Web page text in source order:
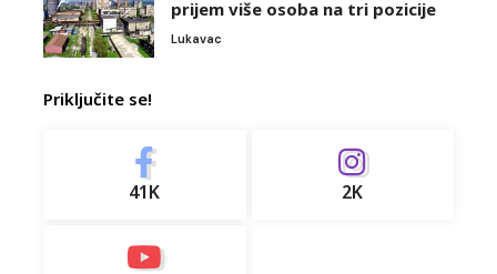
prijem više osoba na tri pozicije
Lukavac
Priključite se!
41K 2K